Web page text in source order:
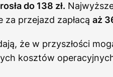
do 138 zł.
przejazd zapłacą aż
że w przyszłości
kosztów